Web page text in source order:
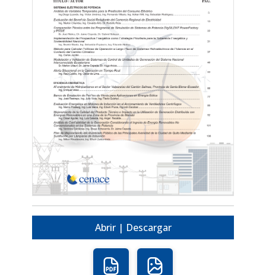
Abrir | Descargar